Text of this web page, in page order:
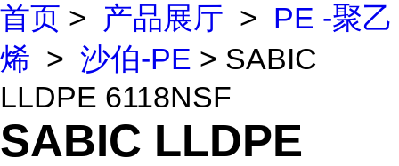
首页 > 产品展厅 > PE -聚乙
烯 > 沙伯-PE > SABIC
LLDPE 6118NSF
SABIC LLDPE